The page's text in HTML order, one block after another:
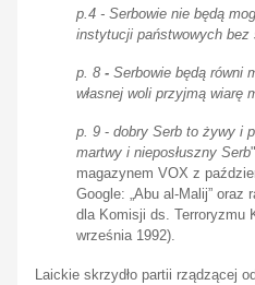
p.4 - Serbowie nie będą
instytucji państwowych
p. 8- Serbowie będą równi
własnej woli przyjmą wiarę
p. 9- dobry Serb to żywy i
martwy i nieposłuszny Serb
magazynem VOX z
Google: „Abu al-Malij” oraz
dla Komisji ds. Terroryzmu
września 1992).
Laickie skrzydło partii rządzącej